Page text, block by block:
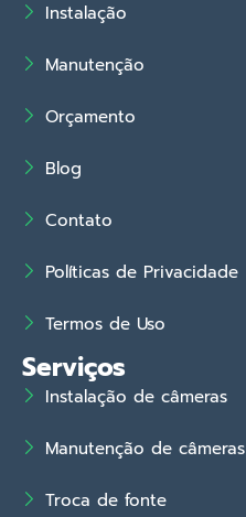
Instalação
Manutenção
Orçamento
Blog
Contato
Políticas de Privacidade
Termos de Uso
Serviços
Instalação de câmeras
Manutenção de câmeras
Troca de fonte